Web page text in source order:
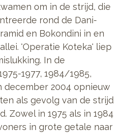
om in de strijd, die
rond de Dani-
en Bokondini in en
'Operatie Koteka' liep
In de
1977, 1984/1985,
december 2004 opnieuw
als gevolg van de strijd
Zowel in 1975 als in 1984
in grote getale naar